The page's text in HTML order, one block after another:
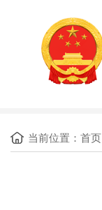
当前位置： 首页